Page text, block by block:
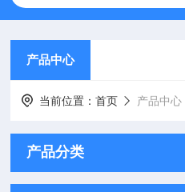
产品中心
当前位置：首页 产品中心
产品分类